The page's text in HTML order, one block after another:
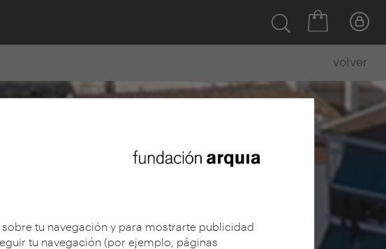
tu navegación y para mostrarte publicidad
tu navegación (por ejemplo, páginas
volver